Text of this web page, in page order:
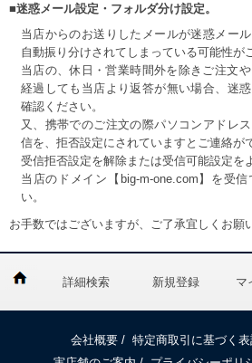
■迷惑メール設定・フォルダ分け設定。
当店からのお送りしたメールが迷惑メー
自動振り分けされてしまっている可能性が
当店の、休日・営業時間外を除きご注文
経過しても当店より返答が無い場合、迷
確認ください。
又、携帯でのご注文の際パソコンアドレ
信を、拒否設定にされていますとご連絡が
受信拒否設定を解除または受信可能設定を
当店のドメイン【big-m-one.com】を受
い。
お手数ではございますが、ご了承宜しくお願
詳細検索 新規登録 マ
会社概要 / 特定商取引に基づく